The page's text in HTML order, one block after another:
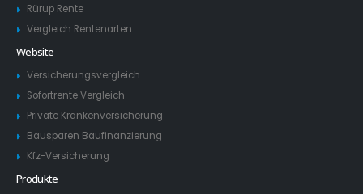
Rürup Rente
Vergleich Rentenarten
Website
Versicherungsvergleich
Sofortrente Vergleich
Private Krankenversicherung
Bausparen Baufinanzierung
Kfz-Versicherung
Produkte